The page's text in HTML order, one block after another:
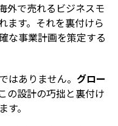
外で売れるビジネスモ
ます。それを裏付けら
な事業計画を策定する
はありません。 グロー
の設計の巧拙と裏付け
。